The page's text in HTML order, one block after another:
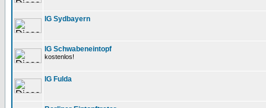
IG Sydbayern
IG Schwabeneintopf
kostenlos!
IG Fulda